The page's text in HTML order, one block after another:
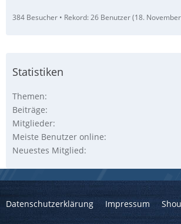
384 Besucher Rekord: 26 Benutzer (18.
Statistiken
Themen
Beiträge
Mitglieder
Meiste Benutzer online
Neuestes Mitglied
Datenschutzerklärung Impressum